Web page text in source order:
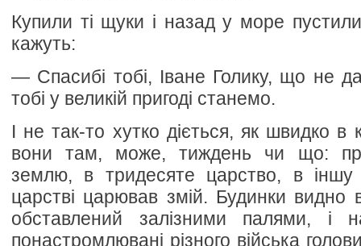
Купили ті щуки і назад у море
кажуть:
— Спасибі тобі, Іване Голику, що не
тобі у великій пригоді станемо.
І не так-то хутко діється, як швидко в
вони там, може, тиждень чи що:
землю, в тридесяте царство, в
царстві царював змій. Будинки видно
обставлений залізними палями, і
понастромлювані різного війська